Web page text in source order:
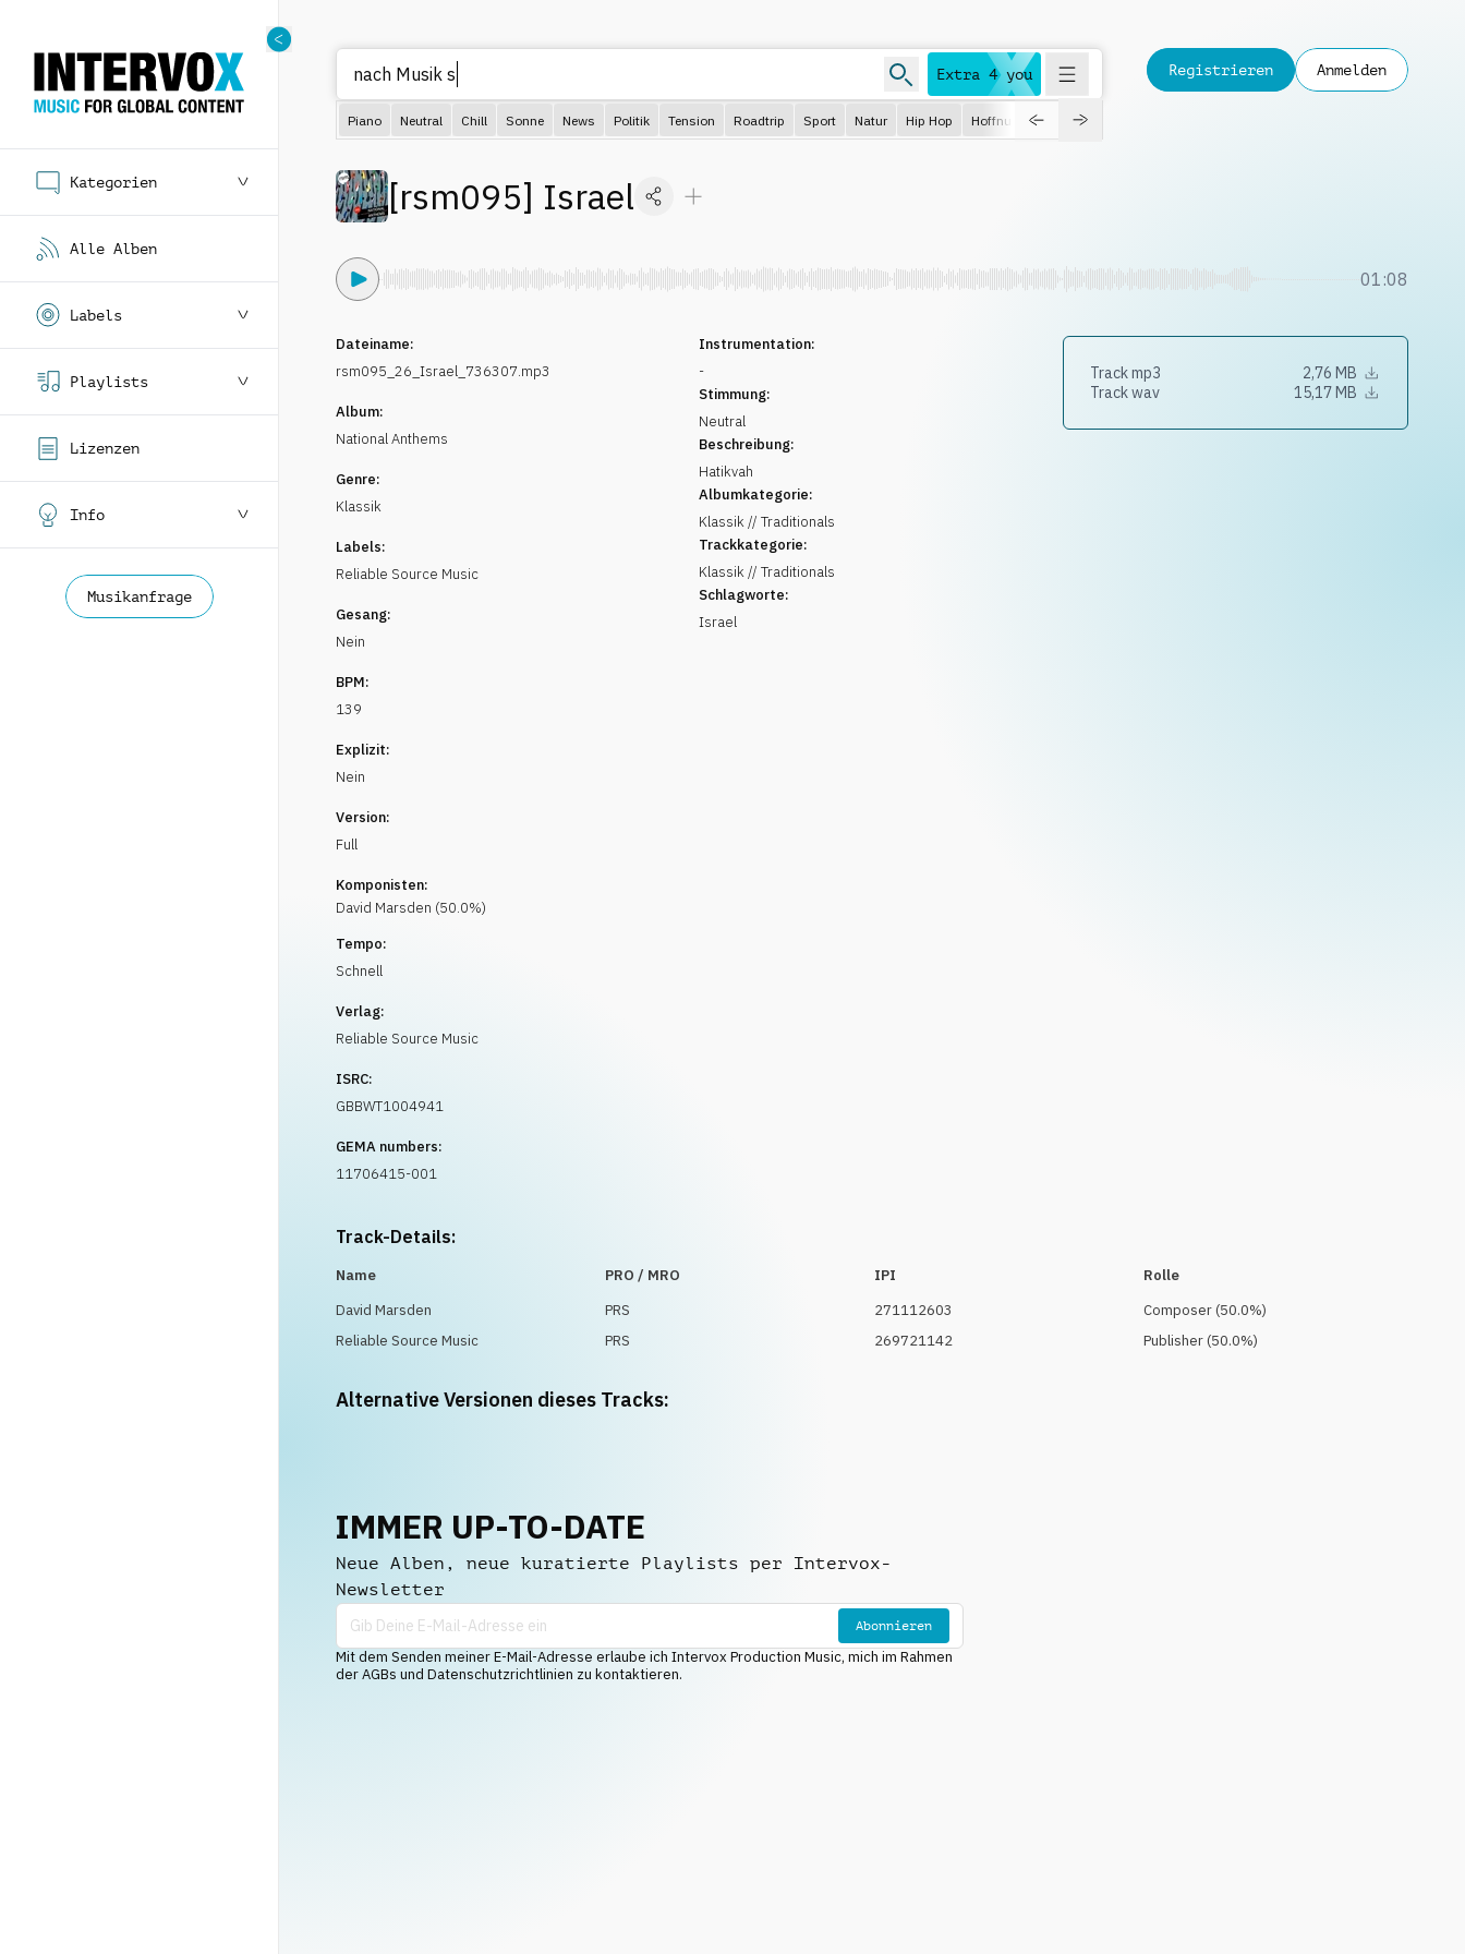
Kategorien
Alle Alben
Labels
Playlists
Lizenzen
Info
Musikanfrage
Extra 4 you
nach M
Piano Neutral Chill Sonne News Politik Tension Roadtrip Sport Natur Hip Hop Hoffnungsvoll Dokumentation
Registrieren Anmelden
[rsm095] Israel
01:08
Dateiname:
rsm095_26_Israel_736307.mp3
Album:
National Anthems
Genre:
Klassik
Labels:
Reliable Source Music
Gesang:
Nein
BPM:
139
Explizit:
Nein
Version:
Full
Komponisten:
David Marsden (50.0%)
Tempo:
Schnell
Verlag:
Reliable Source Music
ISRC:
GBBWT1004941
GEMA numbers:
11706415-001
Instrumentation:
-
Stimmung:
Neutral
Beschreibung:
Hatikvah
Albumkategorie:
Klassik // Traditionals
Trackkategorie:
Klassik // Traditionals
Schlagworte:
Israel
Track mp3
2,76 MB
Track wav
15,17 MB
Track-Details:
Name PRO / MRO IPI
Rolle
David Marsden
PRS 271112603 Composer(50.0%)
Reliable Source Music
PRS 269721142 Publisher(50.0%)
Alternative Versionen dieses Tracks:
IMMER UP-TO-DATE
Neue Alben, neue kuratierte Playlists per Intervox-
Newsletter
Abonnieren
Mit dem Senden meiner E-Mail-Adresse erlaube ich Intervox Production Music, mich im Rahmen
der AGBs und Datenschutzrichtlinien zu kontaktieren.